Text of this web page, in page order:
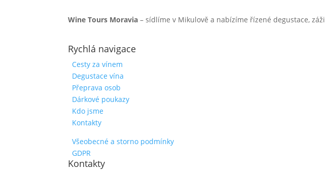
Wine Tours Moravia – sídlíme v Mikulově a nabízíme řízené degustace,
Rychlá navigace
Cesty za vínem
Degustace vína
Přeprava osob
Dárkové poukazy
Kdo jsme
Kontakty
Všeobecné a storno podmínky
GDPR
Kontakty